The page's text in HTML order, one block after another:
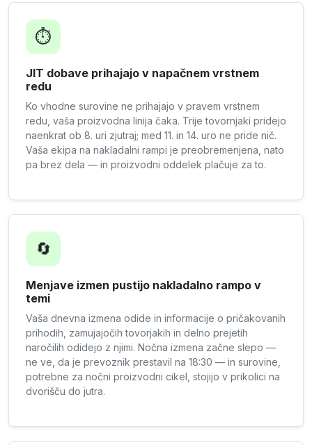
⏱️
JIT dobave prihajajo v napačnem vrstnem
redu
Ko vhodne surovine ne prihajajo v pravem vrstnem
redu, vaša proizvodna linija čaka. Trije tovornjaki pridejo
naenkrat ob 8. uri zjutraj; med 11. in 14. uro ne pride nič.
Vaša ekipa na nakladalni rampi je preobremenjena, nato
pa brez dela — in proizvodni oddelek plačuje za to.
🔄
Menjave izmen pustijo nakladalno rampo v
temi
Vaša dnevna izmena odide in informacije o pričakovanih
prihodih, zamujajočih tovorjakih in delno prejetih
naročilih odidejo z njimi. Nočna izmena začne slepo —
ne ve, da je prevoznik prestavil na 18:30 — in surovine,
potrebne za nočni proizvodni cikel, stojijo v prikolici na
dvorišču do jutra.